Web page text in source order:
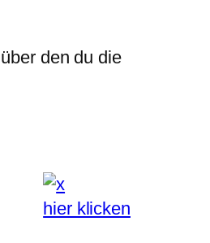
den du die
hier klicken